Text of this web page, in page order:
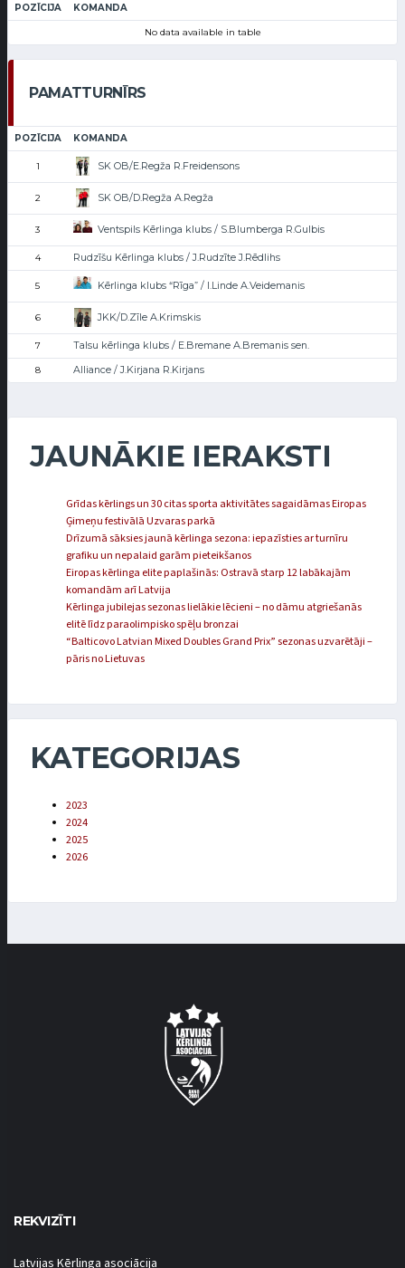
POZĪCIJA KOMANDA
No data available in table
PAMATTURNĪRS
POZĪCIJA KOMANDA
1 SK OB/E.Regža R.Freidensons
2 SK OB/D.Regža A.Regža
3 Ventspils Kērlinga klubs / S.Blumberga R.Gulbis
4 Rudzīšu Kērlinga klubs / J.Rudzīte J.Rēdlihs
5 Kērlinga klubs “Rīga” / I.Linde A.Veidemanis
6 JKK/D.Zīle A.Krimskis
7 Talsu kērlinga klubs / E.Bremane A.Bremanis sen.
8 Alliance / J.Kirjana R.Kirjans
JAUNĀKIE IERAKSTI
Grīdas kērlings un 30 citas sporta aktivitātes sagaidāmas Eiropas
Ģimeņu festivālā Uzvaras parkā
Drīzumā sāksies jaunā kērlinga sezona: iepazīsties ar turnīru
grafiku un nepalaid garām pieteikšanos
Eiropas kērlinga elite paplašinās: Ostravā starp 12 labākajām
komandām arī Latvija
Kērlinga jubilejas sezonas lielākie lēcieni – no dāmu atgriešanās
elitē līdz paraolimpisko spēļu bronzai
“Balticovo Latvian Mixed Doubles Grand Prix” sezonas uzvarētāji –
pāris no Lietuvas
KATEGORIJAS
2023
2024
2025
2026
REKVIZĪTI
Latvijas Kērlinga asociācija